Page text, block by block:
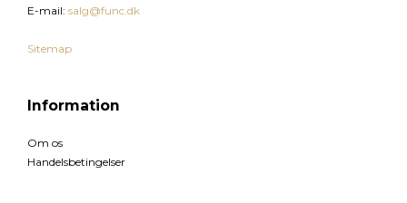
E-mail: salg@func.dk
Sitemap
Information
Om os
Handelsbetingelser